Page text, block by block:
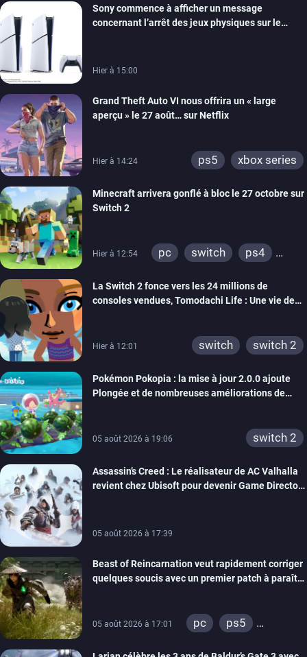
ps4
xbox one
switch 2
Sony commence à afficher un message
concernant l’arrêt des jeux physiques sur le
Hier à 15:00
Grand Theft Auto VI nous offrira un « large
aperçu » le 27 août… sur Netflix
Hier à 14:24 ps5 xbox series
Minecraft arrivera gonflé à bloc le 27 octobre sur
Switch 2
Hier à 12:54 pc switch
ps4
wiiu
3ds
ps3
xbox 360
switch 2
La Switch 2 fonce vers les 24 millions de
consoles vendues, Tomodachi Life : Une vie de
Hier à 12:01 switch switch 2
Pokémon Pokopia : la mise à jour 2.0.0 ajoute
Plongée et de nombreuses améliorations de
05 août 2026 à 19:06 switch 2
Assassin’s Creed : Le réalisateur de AC Valhalla
revient chez Ubisoft pour devenir Game Director
05 août 2026 à 17:39
Beast of Reincarnation veut rapidement corriger
quelques soucis avec un premier patch à paraître
05 août 2026 à 17:01 pc
ps5